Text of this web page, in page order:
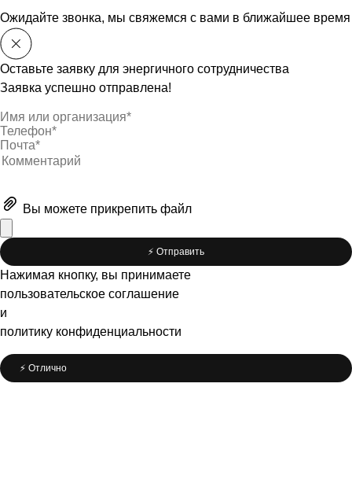
Ожидайте звонка, мы свяжемся с вами в ближайшее время
Оставьте заявку для энергичного сотрудничества
Заявка успешно отправлена!
Вы можете прикрепить файл
⚡️ Отправить
Нажимая кнопку, вы принимаете
пользовательское соглашение
и
политику конфиденциальности
⚡️ Отлично